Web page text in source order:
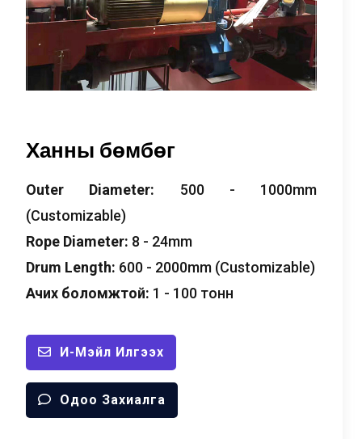
Ханны бөмбөг
Outer Diameter: 500 - 1000mm
(Customizable)
Rope Diameter: 8 - 24mm
Drum Length: 600 - 2000mm (Customizable)
Ачих боломжтой: 1 - 100 тонн
И-Мэйл Илгээх
Одоо Захиалга